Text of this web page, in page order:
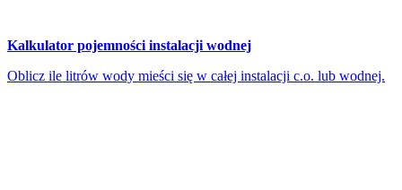
Kalkulator pojemności instalacji wodnej
Oblicz ile litrów wody mieści się w całej instalacji c.o. lub wodnej.